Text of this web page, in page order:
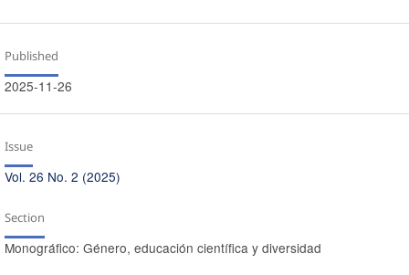
Published
2025-11-26
Issue
Vol. 26 No. 2 (2025)
Section
Monográfico: Género, educación científica y diversidad